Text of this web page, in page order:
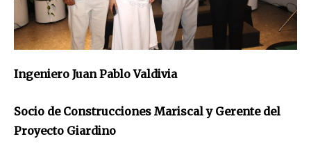
Join our community of
SUBSCRIBERS and be part of the
To subscribe, simply enter your email address on our website
or click the subscribe button below. Don't worry, we respect
Ingeniero Juan Pablo Valdivia
Socio de Construcciones Mariscal y Gerente del
Proyecto Giardino